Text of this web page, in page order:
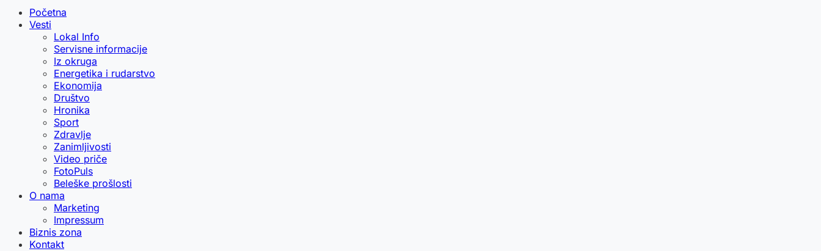
Početna
Vesti
Lokal Info
Servisne informacije
Iz okruga
Energetika i rudarstvo
Ekonomija
Društvo
Hronika
Sport
Zdravlje
Zanimljivosti
Video priče
FotoPuls
Beleške prošlosti
O nama
Marketing
Impressum
Biznis zona
Kontakt